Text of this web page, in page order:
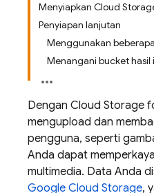
Menyiapkan Cloud
Penyiapan lanjutan
Menggunakan
Menangani bucket hasil
Dengan Cloud Storage
mengupload dan
pengguna, seperti
Anda dapat
multimedia. Data Anda
Google Cloud Storage,